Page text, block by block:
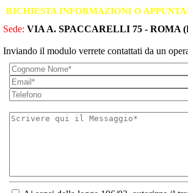
RICHIESTA INFORMAZIONI O
Sede: VIA A. SPACCARELLI 75 - ROMA
Inviando il modulo verrete contattati da un